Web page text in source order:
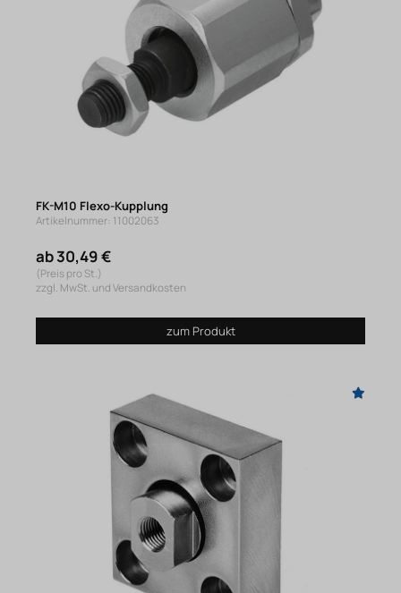
FK-M10 Flexo-Kupplung
Artikelnummer: 11002063
ab 30,49 €
(Preis pro St.)
zzgl. MwSt. und Versandkosten
zum Produkt